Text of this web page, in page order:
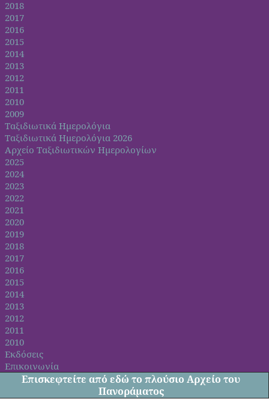
2018
2017
2016
2015
2014
2013
2012
2011
2010
2009
Ταξιδιωτικά Ημερολόγια
Ταξιδιωτικά Ημερολόγια 2026
Αρχείο Ταξιδιωτικών Ημερολογίων
2025
2024
2023
2022
2021
2020
2019
2018
2017
2016
2015
2014
2013
2012
2011
2010
Εκδόσεις
Επικοινωνία
Επισκεφτείτε από εδώ το πλούσιο Αρχείο του
Πανοράματος